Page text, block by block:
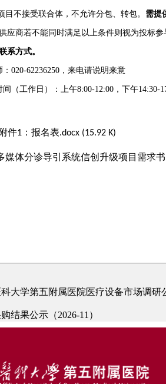
目不接受联合体，不允许分包、转包。 需提
应商若不能同时满足以上条件则视为投标参
系方式。
：020-62236250，来电请说明来意
间（工作日）：上午8:00-12:00，下午14:30-
附件1：报名表.docx (15.92 K)
媒体分诊导引系统信创升级项目需求书
大学第五附属医院医疗设备市场调研
结果公示（2026-11）